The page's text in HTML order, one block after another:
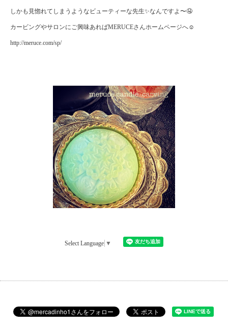
しかも見惚れてしまうようなビューティーな先生✨なんですよ〜🤤
カービングやサロンにご興味あればMERUCEさんホームページへ☺️
http://meruce.com/sp/
Select Language ▼